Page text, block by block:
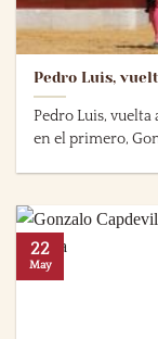
Pedro Luis,
Pedro Luis, vuelta
en el primero,
22
May